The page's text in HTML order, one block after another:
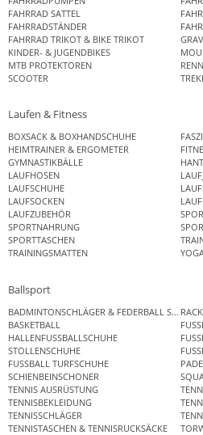
FAHRRAD SATTEL
FAHRRADSTÄNDER
FAHRRAD TRIKOT & BIKE TRIKOT
KINDER- & JUGENDBIKES
MTB PROTEKTOREN
SCOOTER
Laufen & Fitness
BOXSACK & BOXHANDSCHUHE
HEIMTRAINER & ERGOMETER
GYMNASTIKBÄLLE
LAUFHOSEN
LAUFSCHUHE
LAUFSOCKEN
LAUFZUBEHÖR
SPORTNAHRUNG
SPORTTASCHEN
TRAININGSMATTEN
Ballsport
BADMINTONSCHLÄGER & FEDERBALL SETS
BASKETBALL
HALLENFUSSBALLSCHUHE
STOLLENSCHUHE
FUSSBALL TURFSCHUHE
SCHIENBEINSCHONER
TENNIS AUSRÜSTUNG
TENNISBEKLEIDUNG
TENNISSCHLÄGER
TENNISTASCHEN & TENNISRUCKSÄCKE